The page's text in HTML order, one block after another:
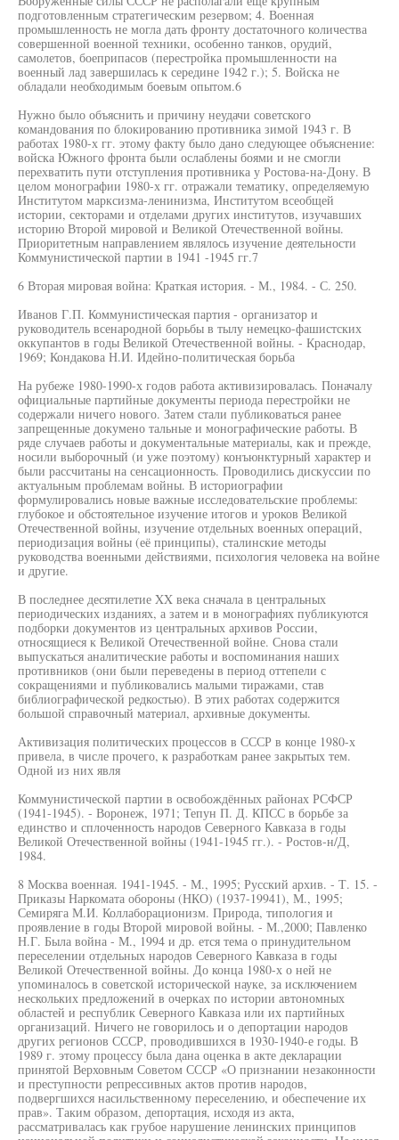
подготовленным стратегическим резервом; 4. Военная
промышленность не могла дать фронту достаточного количества
совершенной военной техники, особенно танков, орудий,
самолетов, боеприпасов (перестройка промышленности на
военный лад завершилась к середине 1942 г.); 5. Войска не
обладали необходимым боевым опытом.6
Нужно было объяснить и причину неудачи советского
командования по блокированию противника зимой 1943 г. В
работах 1980-х гг. этому факту было дано следующее объяснение:
войска Южного фронта были ослаблены боями и не смогли
перехватить пути отступления противника у Ростова-на-Дону. В
целом монографии 1980-х гг. отражали тематику, определяемую
Институтом марксизма-ленинизма, Институтом всеобщей
истории, секторами и отделами других институтов, изучавших
историю Второй мировой и Великой Отечественной войны.
Приоритетным направлением являлось изучение деятельности
Коммунистической партии в 1941 -1945 гг.7
6 Вторая мировая война: Краткая история. - М., 1984. - С. 250.
Иванов Г.П. Коммунистическая партия - организатор и
руководитель всенародной борьбы в тылу немецко-фашистских
оккупантов в годы Великой Отечественной войны. - Краснодар,
1969; Кондакова Н.И. Идейно-политическая борьба
На рубеже 1980-1990-х годов работа активизировалась. Поначалу
официальные партийные документы периода перестройки не
содержали ничего нового. Затем стали публиковаться ранее
запрещенные докумено тальные и монографические работы. В
ряде случаев работы и документальные материалы, как и прежде,
носили выборочный (и уже поэтому) конъюнктурный характер и
были рассчитаны на сенсационность. Проводились дискуссии по
актуальным проблемам войны. В историографии
формулировались новые важные исследовательские проблемы:
глубокое и обстоятельное изучение итогов и уроков Великой
Отечественной войны, изучение отдельных военных операций,
периодизация войны (её принципы), сталинские методы
руководства военными действиями, психология человека на войне
и другие.
В последнее десятилетие XX века сначала в центральных
периодических изданиях, а затем и в монографиях публикуются
подборки документов из центральных архивов России,
относящиеся к Великой Отечественной войне. Снова стали
выпускаться аналитические работы и воспоминания наших
противников (они были переведены в период оттепели с
сокращениями и публиковались малыми тиражами, став
библиографической редкостью). В этих работах содержится
большой справочный материал, архивные документы.
Активизация политических процессов в СССР в конце 1980-х
привела, в числе прочего, к разработкам ранее закрытых тем.
Одной из них явля
Коммунистической партии в освобождённых районах РСФСР
(1941-1945). - Воронеж, 1971; Тепун П. Д. КПСС в борьбе за
единство и сплоченность народов Северного Кавказа в годы
Великой Отечественной войны (1941-1945 гг.). - Ростов-н/Д,
1984.
8 Москва военная. 1941-1945. - М., 1995; Русский архив. - Т. 15. -
Приказы Наркомата обороны (НКО) (1937-19941), М., 1995;
Семиряга М.И. Коллаборационизм. Природа, типология и
проявление в годы Второй мировой войны. - М.,2000; Павленко
Н.Г. Была война - М., 1994 и др. ется тема о принудительном
переселении отдельных народов Северного Кавказа в годы
Великой Отечественной войны. До конца 1980-х о ней не
упоминалось в советской исторической науке, за исключением
нескольких предложений в очерках по истории автономных
областей и республик Северного Кавказа или их партийных
организаций. Ничего не говорилось и о депортации народов
других регионов СССР, проводившихся в 1930-1940-е годы. В
1989 г. этому процессу была дана оценка в акте декларации
принятой Верховным Советом СССР «О признании незаконности
и преступности репрессивных актов против народов,
подвергшихся насильственному переселению, и обеспечение их
прав». Таким образом, депортация, исходя из акта,
рассматривалась как грубое нарушение ленинских принципов